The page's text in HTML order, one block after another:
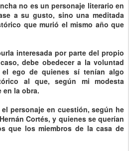
no es un personaje literario en
a su gusto, sino una meditada
que murió el mismo año que
interesada por parte del propio
debe obedecer a la voluntad
ego de quienes sí tenían algo
al que, según mi modesta
en la obra.
personaje en cuestión, según he
Cortés, y quienes se querían
que los miembros de la casa de